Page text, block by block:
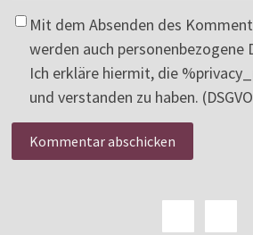
Mit dem Absenden des
werden auch personenbezogene
Ich erkläre hiermit, die
und verstanden zu haben.